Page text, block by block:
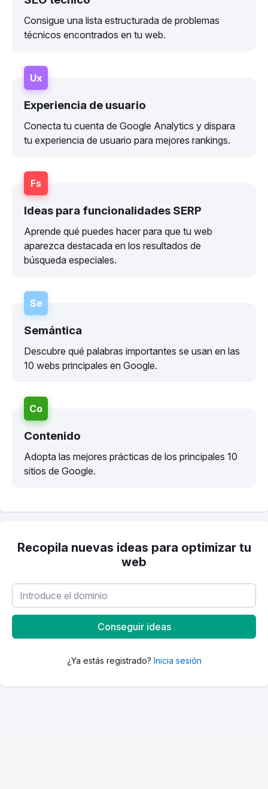
Consigue una lista estructurada de problemas
técnicos encontrados en tu web.
Ux
Experiencia de usuario
Conecta tu cuenta de Google Analytics y dispara
tu experiencia de usuario para mejores rankings.
Fs
Ideas para funcionalidades SERP
Aprende qué puedes hacer para que tu web
aparezca destacada en los resultados de
búsqueda especiales.
Se
Semántica
Descubre qué palabras importantes se usan en las
10 webs principales en Google.
Co
Contenido
Adopta las mejores prácticas de los principales 10
sitios de Google.
Recopila nuevas ideas para optimizar tu
web
Conseguir ideas
¿Ya estás registrado? Inicia sesión